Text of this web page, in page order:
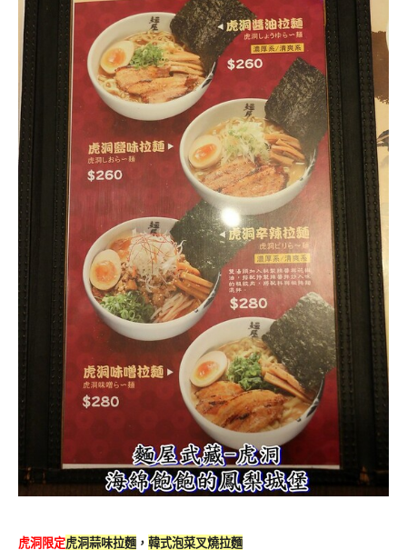
虎洞限定虎洞蒜味拉麵 ， 韓式泡菜叉燒拉麵